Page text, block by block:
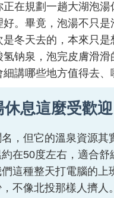
在規劃一趟大湖泡
。畢竟，泡湯不只
冬天去的，本來只
钠泉，泡完皮膚滑
講哪些地方值得去、
息這麼受歡迎
，但它的溫泉資源
在50度左右，適合舒
這種整天打電腦的上
不像北投那樣人擠